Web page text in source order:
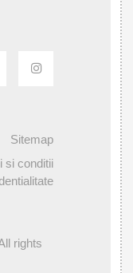
Sitemap
si conditii
rights